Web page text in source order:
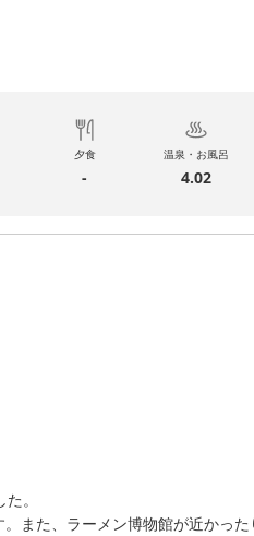
夕食
-
温泉・お風呂
4.02
。
また、ラーメン博物館が近かっ